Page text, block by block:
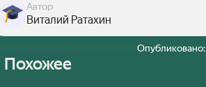
Автор
Виталий Ратахин
Опубликовано:
Похожее